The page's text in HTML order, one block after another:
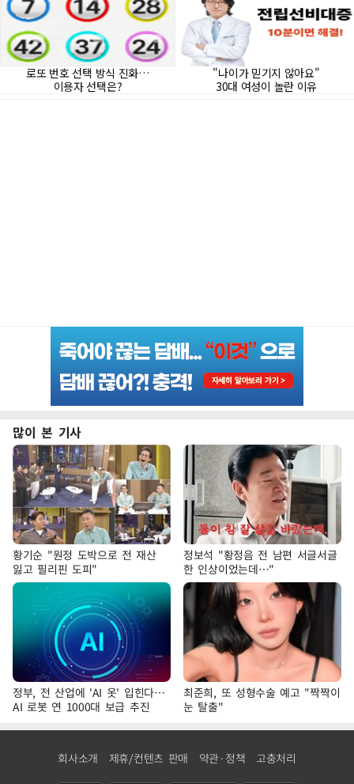
많이 본 기사
황기순 "원정 도박으로 전 재산
잃고 필리핀 도피"
정보석 "황정음 전 남편 서글서글
한 인상이었는데…"
정부, 전 산업에 'AI 옷' 입힌다…
AI 로봇 연 1000대 보급 추진
최준희, 또 성형수술 예고 "짝짝이
눈 탈출"
회사소개 제휴/컨텐츠 판매 약관·정책 고충처리